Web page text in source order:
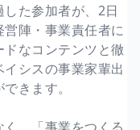
た参加者が、2日
陣・事業責任者に
なコンテンツと徹
シスの事業家輩出
きます。
く、「事業をつくる